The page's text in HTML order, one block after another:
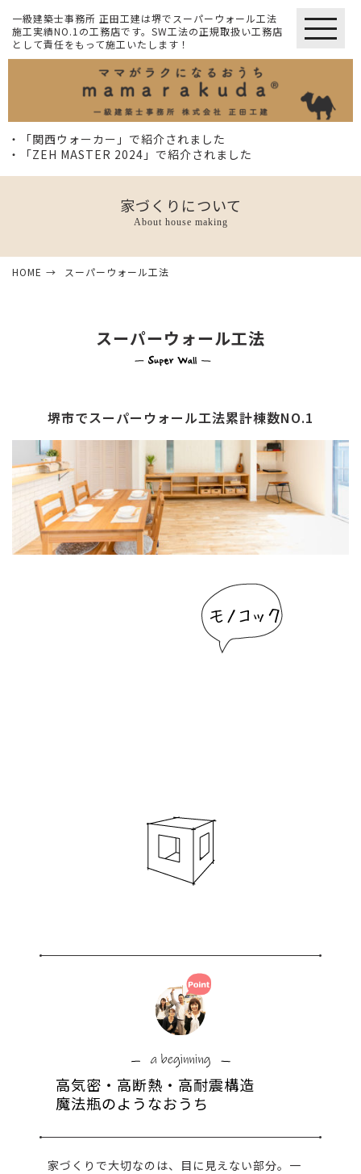
一級建築士事務所 正田工建は堺でスーパーウォール工法
施工実績NO.1の工務店です。SW工法の正規取扱い工務店
として責任をもって施工いたします！
・「関西ウォーカー」で紹介されました
・「ZEH MASTER 2024」で紹介されました
家づくりについて
About house making
HOME スーパーウォール工法
スーパーウォール工法
堺市でスーパーウォール工法累計棟数NO.1
高気密・高断熱・高耐震構造
魔法瓶のようなおうち
家づくりで大切なのは、目に見えない部分。一